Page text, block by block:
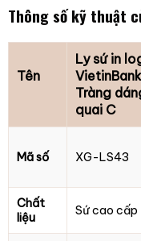
Thông số kỹ thuật
Tên
Ly sứ in
Tràng
quai C
Mã số XG-LS43
Chất
liệu
Sứ cao cấp